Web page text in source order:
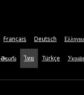
Français Deutsch
తెలుగు ไทย Türkçe